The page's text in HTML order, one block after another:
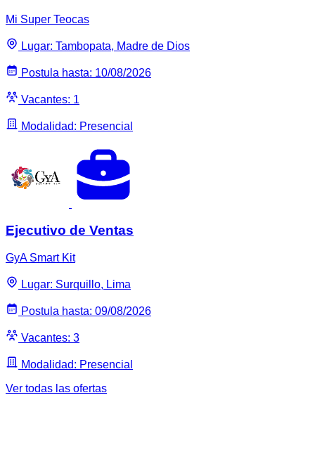
Mi Super Teocas
Lugar: Tambopata, Madre de Dios
Postula hasta: 10/08/2026
Vacantes: 1
Modalidad: Presencial
Ejecutivo de Ventas
GyA Smart Kit
Lugar: Surquillo, Lima
Postula hasta: 09/08/2026
Vacantes: 3
Modalidad: Presencial
Ver todas las ofertas